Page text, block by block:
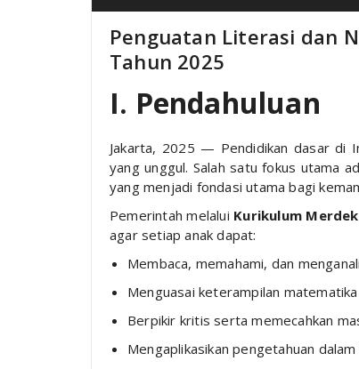
Penguatan Literasi dan
Tahun 2025
I. Pendahuluan
Jakarta, 2025 — Pendidikan dasar di
yang unggul. Salah satu fokus utama
yang menjadi fondasi utama bagi
Pemerintah melalui Kurikulum
agar setiap anak dapat:
Membaca, memahami, dan
Menguasai keterampilan
Berpikir kritis serta memecahkan
Mengaplikasikan pengetahuan